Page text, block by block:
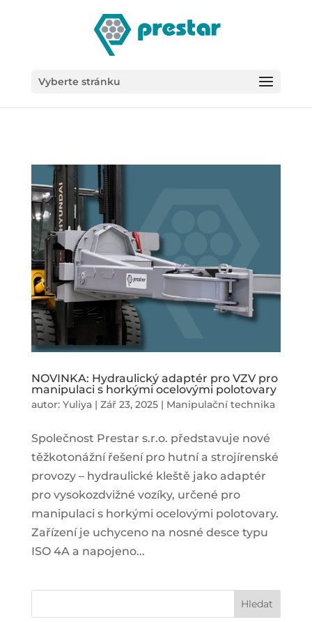
Vyberte stránku
NOVINKA: Hydraulický adaptér pro VZV pro
manipulaci s horkými ocelovými polotovary
autor: Yuliya| Zář 23, 2025| Manipulační technika
Společnost Prestar s.r.o. představuje nové
těžkotonážní řešení pro hutní a strojírenské
provozy – hydraulické kleště jako adaptér
pro vysokozdvižné vozíky, určené pro
manipulaci s horkými ocelovými polotovary.
Zařízení je uchyceno na nosné desce typu
ISO 4A a napojeno...
Hledat